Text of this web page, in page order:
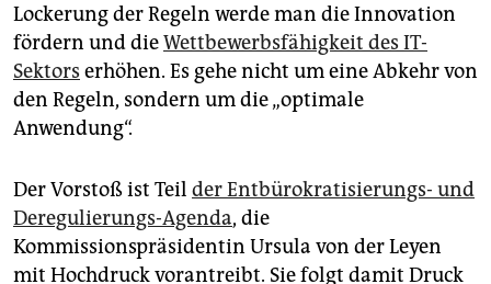
Lockerung der Regeln werde man die Innovation
fördern und dieWettbewerbsfähigkeit des IT-
Sektors erhöhen. Es gehe nicht um eine Abkehr von
den Regeln, sondern um die „optimale
Anwendung“.
Der Vorstoß ist Teil der Entbürokratisierungs- und
Deregulierungs-Agenda, die
Kommissionspräsidentin Ursula von der Leyen
mit Hochdruck vorantreibt. Sie folgt damit Druck